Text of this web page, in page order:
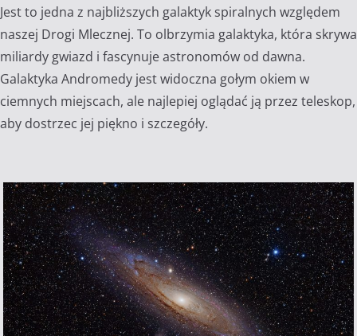
Jest to jedna z najbliższych galaktyk spiralnych względem
naszej Drogi Mlecznej. To olbrzymia galaktyka, która skrywa
miliardy gwiazd i fascynuje astronomów od dawna.
Galaktyka Andromedy jest widoczna gołym okiem w
ciemnych miejscach, ale najlepiej oglądać ją przez teleskop,
aby dostrzec jej piękno i szczegóły.